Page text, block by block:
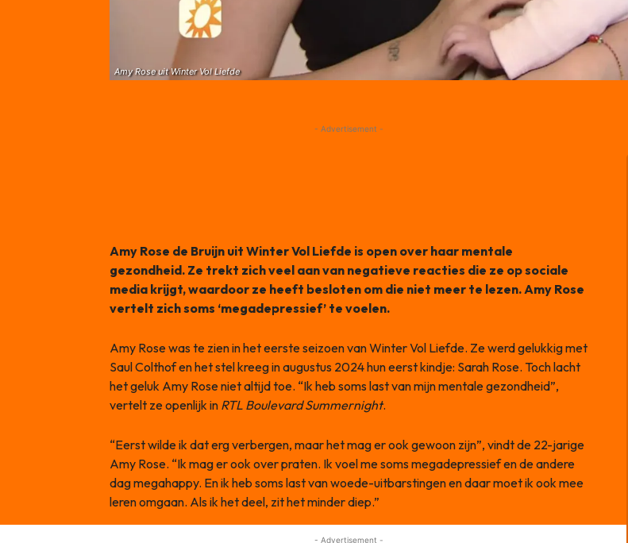
Amy Rose uit Winter Vol Liefde
- Advertisement -
Amy Rose de Bruijn uit Winter Vol Liefde is open over haar mentale
gezondheid. Ze trekt zich veel aan van negatieve reacties die ze op sociale
media krijgt, waardoor ze heeft besloten om die niet meer te lezen. Amy Rose
vertelt zich soms ‘megadepressief’ te voelen.
Amy Rose was te zien in het eerste seizoen van Winter Vol Liefde. Ze werd gelukkig met
Saul Colthof en het stel kreeg in augustus 2024 hun eerst kindje: Sarah Rose. Toch lacht
het geluk Amy Rose niet altijd toe. “Ik heb soms last van mijn mentale gezondheid”,
vertelt ze openlijk in RTL Boulevard Summernight.
“Eerst wilde ik dat erg verbergen, maar het mag er ook gewoon zijn”, vindt de 22-jarige
Amy Rose. “Ik mag er ook over praten. Ik voel me soms megadepressief en de andere
dag megahappy. En ik heb soms last van woede-uitbarstingen en daar moet ik ook mee
leren omgaan. Als ik het deel, zit het minder diep.”
- Advertisement -